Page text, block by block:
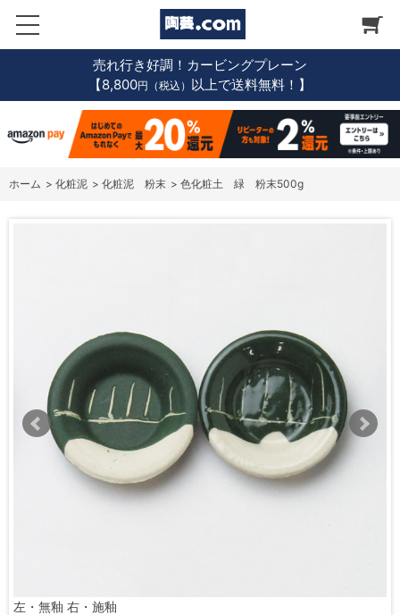
売れ行き好調！カービングプレーン
【8,800円（税込） 以上で送料無料！】
ホーム > 化粧泥 > 化粧泥 粉末 > 色化粧土 緑 粉末500g
左・無釉 右・施釉